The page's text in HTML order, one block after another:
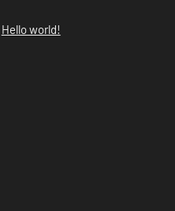
Hello world!